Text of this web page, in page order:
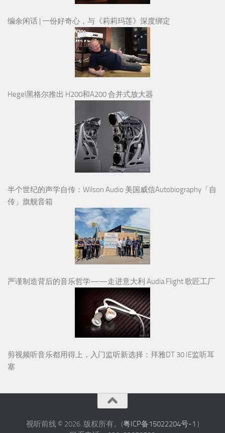
编余闲话 | 一份好奇心，与《莉莉玛莲》深度绑定
Hegel黑格尔推出 H200和A200 合并式放大器
半个世纪的声学自传：Wilson Audio 美国威信Autobiography「自
传」旗舰音箱
严谨制造背后的音乐哲学——走进意大利 Audia Flight 歌匠工厂
剪视频听音乐都用得上，入门监听新选择：拜雅DT 30 IE监听耳
塞
视听前线 © 2026. 版权所有。(粤ICP备15022204号-1 )